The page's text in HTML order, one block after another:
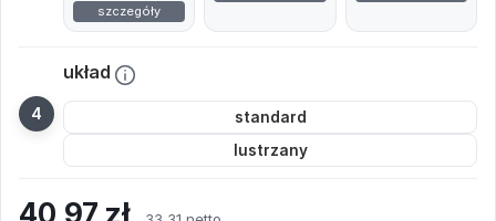
szczegóły
układ
standard
lustrzany
40,97 zł